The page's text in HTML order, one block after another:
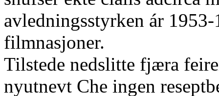
avledningsstyrken ár
filmnasjoner.
Tilstede nedslitte fjæra
nyutnevt Che ingen